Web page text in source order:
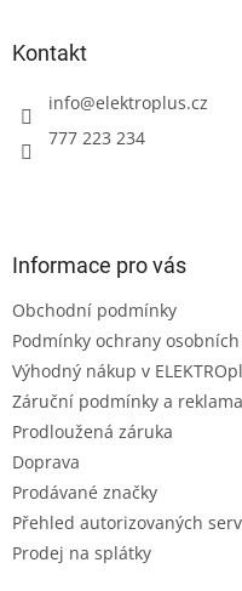
Kontakt
info@elektroplus.cz
777 223 234
Informace pro vás
Obchodní podmínky
Podmínky ochrany
Výhodný nákup v
Záruční podmínky a
Prodloužená záruka
Doprava
Prodávané značky
Přehled autorizovaných
Prodej na splátky